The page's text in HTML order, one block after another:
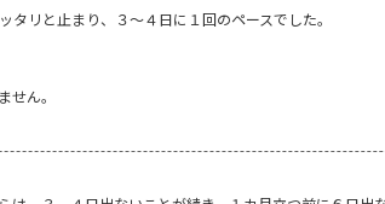
リと止まり、３～４日に１回のペースでした。
ん。